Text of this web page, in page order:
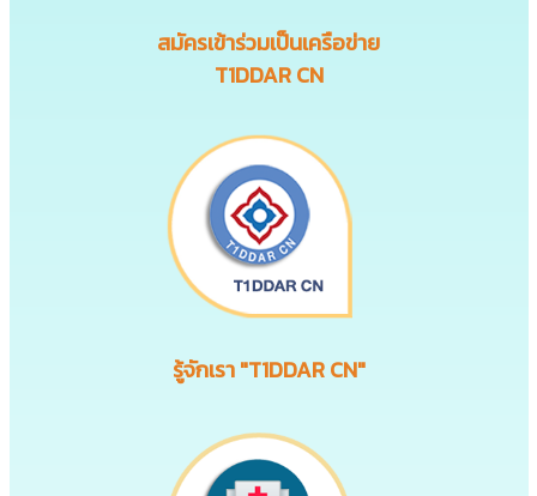
สมัครเข้าร่วมเป็นเครือข่าย
T1DDAR CN
รู้จักเรา "T1DDAR CN"